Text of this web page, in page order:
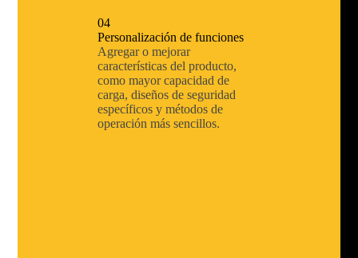
04
Personalización de funciones
Agregar o mejorar
características del producto,
como mayor capacidad de
carga, diseños de seguridad
específicos y métodos de
operación más sencillos.